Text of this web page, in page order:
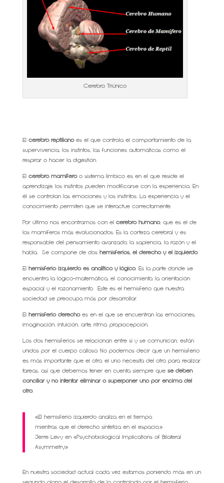
Cerebro Triúnico
El cerebro reptilianoes el que controla el comportamiento de la
supervivencia, los instintos, las funciones automáticas como el
respirar o hacer la digestión.
El cerebro mamíferoo sistema límbico es en el que reside el
aprendizaje, los instintos pueden modificarse con la experiencia. En
él se controlan las emociones y los instintos. La experiencia y el
conocimiento permiten que se interactue correctamente.
Por último nos encontramos con el cerebro humano, que es el de
los mamíferos más evolucionados. Es la corteza cerebral y es
responsable del pensamiento avanzado, la sapiencia, la razón y el
habla. Se compone de dos hemisferios, el derecho y el izquierdo.
El hemisferio izquierdo es analítico y lógico. Es la parte donde se
encuentra la lógico-matemática, el conocimiento, la orientación
espacial y el razonamiento. Este es el hemisferio que nuestra
sociedad se preocupa más por desarrollar.
El hemisferio derechoes en el que se encuentran las emociones,
imaginación, intuición, arte, ritmo, propiocepción.
Los dos hemisferios se relacionan entre sí y se comunican, están
unidos por el cuerpo calloso. No podemos decir que un hemisferio
es más importante que el otro, el uno necesita del otro para realizar
tareas, así que debemos tener en cuenta siempre que se deben
conciliar y no intentar eliminar o superponer uno por encima del
otro.
«El hemisferio izquierdo analiza en el tiempo,
mientras que el derecho sintetiza en el espacio.»
Jerre Levy en «Psychobiological Implications of Bilateral
Asymmetry»
En nuestra sociedad actual cada vez estamos poniendo más en un